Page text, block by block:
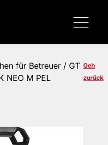
für Betreuer / GT
NEO M PEL
Geh
zurück